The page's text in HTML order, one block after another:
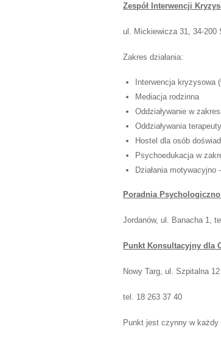
Zespół Interwencji
ul. Mickiewicza 31, 34-200
Zakres działania:
Interwencja kryzysowa
Mediacja rodzinna
Oddziaływanie w
Oddziaływania
Hostel dla osób
Psychoedukacja w
Działania
Poradnia
Jordanów, ul. Banacha 1,
Punkt Konsultacyjny dla
Nowy Targ, ul. Szpitalna
tel. 18 263 37 40
Punkt jest czynny w